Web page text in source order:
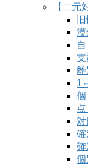
【二元
確
確
個